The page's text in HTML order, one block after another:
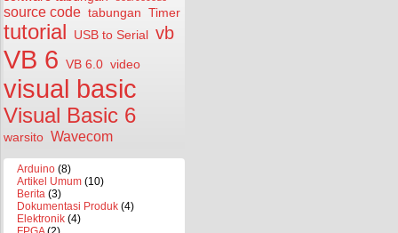
source code tabungan Timer
tutorial USB to Serial vb
VB 6 VB 6.0 video
visual basic
Visual Basic 6
warsito Wavecom
Arduino (8)
Artikel Umum (10)
Berita (3)
Dokumentasi Produk (4)
Elektronik (4)